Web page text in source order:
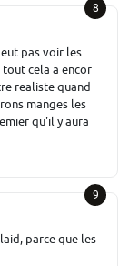
8
pas voir les
cela a encor
realiste quand
manges les
qu'il y aura
9
parce que les